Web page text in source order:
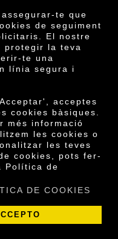
te que
de seguiment
El nostre
protegir la teva
te una
línia segura i
acceptes
cookies bàsiques.
més informació
les cookies o
les teves
cookies, pots fer-
Política de
DE COOKIES
mateixos els
productes
segons el
Amb el
de Cambrils SCCL |
· Condicions de
privacitat Política de